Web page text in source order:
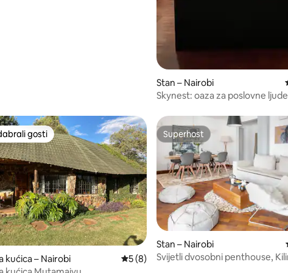
Stan – Nairobi
Skynest: oaza za poslovne
5, recenzija: 75
najviše rangiranima s oznakom „Odabrali gosti”
gosti
kućica – Nairobi Prosječna ocjena: 5/5, recenzija: 8
5 (8)
Superhost
Superhost
Stan – Nairobi
Svijetli dvosobni penthouse,